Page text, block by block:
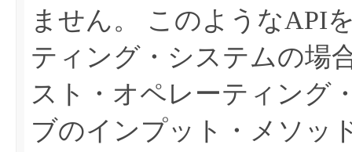
ません。
このようなAPI
ティング・システムの場
スト・オペレーティング
ブのインプット・メソッ